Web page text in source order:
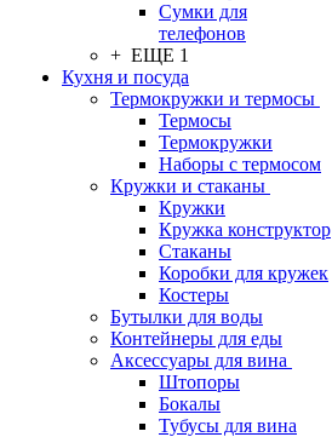
Сумки для
телефонов
+ ЕЩЕ 1
Кухня и посуда
Термокружки и термосы
Термосы
Термокружки
Наборы с термосом
Кружки и стаканы
Кружки
Кружка конструктор
Стаканы
Коробки для кружек
Костеры
Бутылки для воды
Контейнеры для еды
Аксессуары для вина
Штопоры
Бокалы
Тубусы для вина